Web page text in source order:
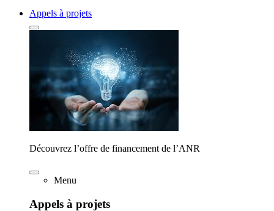
Appels à projets
Découvrez l’offre de financement de l’ANR
Menu
Appels à projets